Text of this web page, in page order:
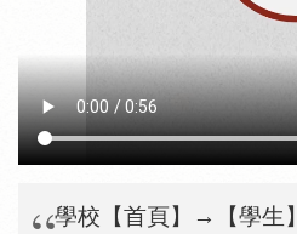
學校【首頁】 → 【學生】